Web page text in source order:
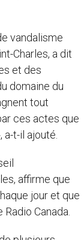
vandalisme
Charles, a dit
et des
domaine du
tout
ces actes que
t-il ajouté.
affirme que
jour et que
Canada.